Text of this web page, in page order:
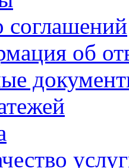
соглашений
об